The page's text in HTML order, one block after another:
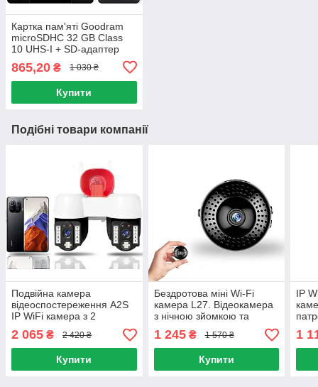
Картка пам'яті Goodram
microSDHC 32 GB Class
10 UHS-I + SD-адаптер
865,20 ₴ 1 030 ₴
Купити
Подібні товари компанії
Подвійна камера
відеоспостереження A2S
IP WiFi камера з 2
об'єктивами та сиреною
додаток V380Pro
2 065 ₴ 2 420 ₴
Купити
Бездротова міні Wi-Fi
камера L27. Відеокамера
з нічною зйомкою та
1 245₴ 1 570 ₴
Купити
IP
1